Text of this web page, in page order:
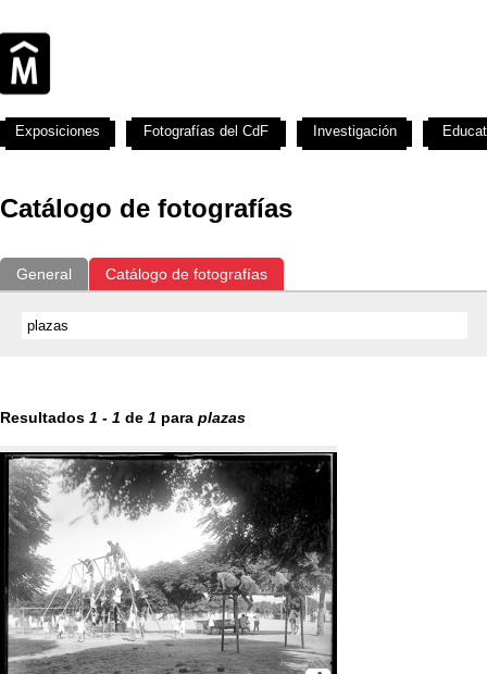
Catálogo de fotografías
General Catálogo de fotografías
Resultados 1 - 1 de 1 para plazas
Exposiciones Fotografías del CdF Investigación